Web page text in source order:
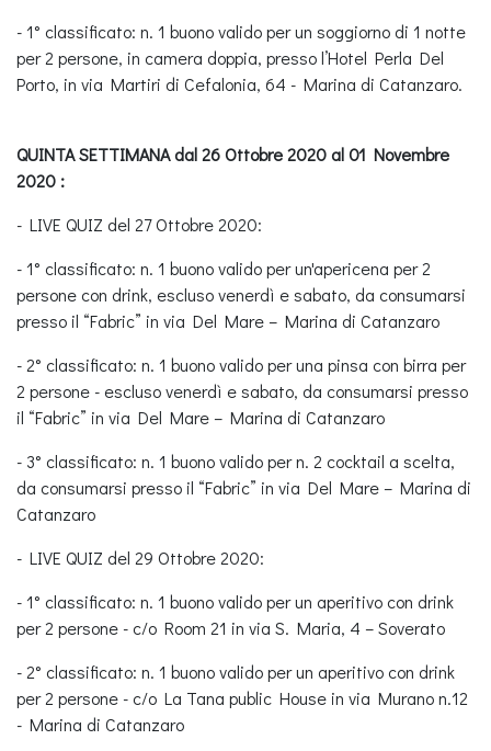
- 1° classificato: n. 1 buono valido per un soggiorno di 1 notte
per 2 persone, in camera doppia, presso l’Hotel Perla Del
Porto, in via Martiri di Cefalonia, 64 - Marina di Catanzaro.
QUINTA SETTIMANA dal 26 Ottobre 2020 al 01 Novembre
2020 :
- LIVE QUIZ del 27 Ottobre 2020:
- 1° classificato: n. 1 buono valido per un'apericena per 2
persone con drink, escluso venerdì e sabato, da consumarsi
presso il “Fabric” in via Del Mare – Marina di Catanzaro
- 2° classificato: n. 1 buono valido per una pinsa con birra per
2 persone - escluso venerdì e sabato, da consumarsi presso
il “Fabric” in via Del Mare – Marina di Catanzaro
- 3° classificato: n. 1 buono valido per n. 2 cocktail a scelta,
da consumarsi presso il “Fabric” in via Del Mare – Marina di
Catanzaro
- LIVE QUIZ del 29 Ottobre 2020:
- 1° classificato: n. 1 buono valido per un aperitivo con drink
per 2 persone - c/o Room 21 in via S. Maria, 4 – Soverato
- 2° classificato: n. 1 buono valido per un aperitivo con drink
per 2 persone - c/o La Tana public House in via Murano n.12
- Marina di Catanzaro